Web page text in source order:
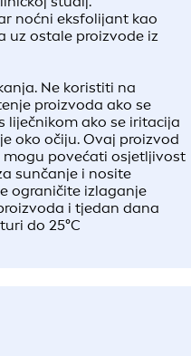
noćni eksfolijant kao
uz ostale proizvode iz
Ne koristiti na
proizvoda ako se
liječnikom ako se iritacija
oko očiju. Ovaj proizvod
mogu povećati osjetljivost
sunčanje i nosite
ograničite izlaganje
i tjedan dana
do 25°C